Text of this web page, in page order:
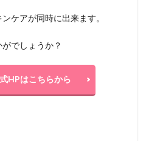
ケアが同時に出来ます。
でしょうか？
HPはこちらから